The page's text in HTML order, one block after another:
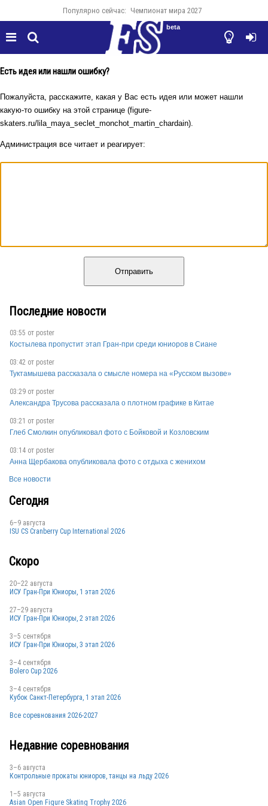
Популярно сейчас: Чемпионат мира 2027
  

beta
Есть идея или нашли ошибку?
Пожалуйста, расскажите, какая у Вас есть идея или может нашли
какую-то ошибку на этой странице (figure-
skaters.ru/lila_maya_seclet_monchot_martin_chardain).
Администрация все читает и реагирует:
Отправить
Последние новости
03:55 от poster
Костылева пропустит этап Гран-при среди юниоров в Сиане
03:42 от poster
Туктамышева рассказала о смысле номера на «Русском вызове»
03:29 от poster
Александра Трусова рассказала о плотном графике в Китае
03:21 от poster
Глеб Смолкин опубликовал фото с Бойковой и Козловским
03:14 от poster
Анна Щербакова опубликовала фото с отдыха с женихом
Все новости
Сегодня
6–9 августа
ISU CS Cranberry Cup International 2026
Скоро
20–22 августа
ИСУ Гран-При Юниоры, 1 этап 2026
27–29 августа
ИСУ Гран-При Юниоры, 2 этап 2026
3–5 сентября
ИСУ Гран-При Юниоры, 3 этап 2026
3–4 сентября
Bolero Cup 2026
3–4 сентября
Кубок Санкт-Петербурга, 1 этап 2026
Все соревнования 2026-2027
Недавние соревнования
3–6 августа
Контрольные прокаты юниоров, танцы на льду 2026
1–5 августа
Asian Open Figure Skating Trophy 2026